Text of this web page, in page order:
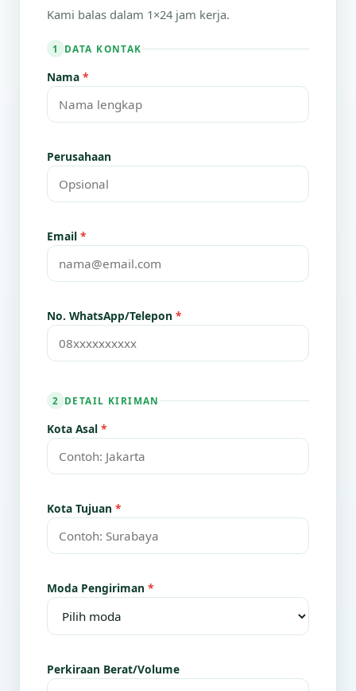
Kami balas dalam 1×24 jam kerja.
1 DATA KONTAK
Nama *
Perusahaan
Email *
No. WhatsApp/Telepon *
2 DETAIL KIRIMAN
Kota Asal *
Kota Tujuan *
Moda Pengiriman *
Perkiraan Berat/Volume